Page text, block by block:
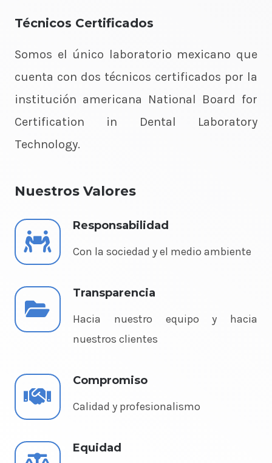
Técnicos Certificados
Somos el único laboratorio mexicano que
cuenta con dos técnicos certificados por la
institución americana National Board for
Certification in Dental Laboratory
Technology.
Nuestros Valores
Responsabilidad
Con la sociedad y el medio ambiente
Transparencia
Hacia nuestro equipo y hacia
nuestros clientes
Compromiso
Calidad y profesionalismo
Equidad